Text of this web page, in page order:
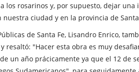
los rosarinos y, por supuesto, dejar
ciudad y en la provincia de
de Santa Fe, Lisandro Enrico,
resaltó: "Hacer esta obra es muy
un año prácicamente ya que el 12 de